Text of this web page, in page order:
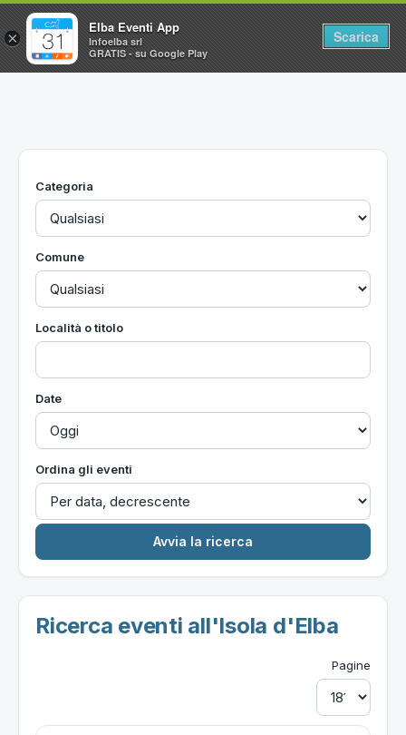
Home
Utilità
Categoria
Comune
Località o titolo
Date
Ordina gli eventi
Ricerca eventi all'Isola d'Elba
Pagine
×
Elba Eventi App
Infoelba srl
GRATIS - su Google Play
Scarica